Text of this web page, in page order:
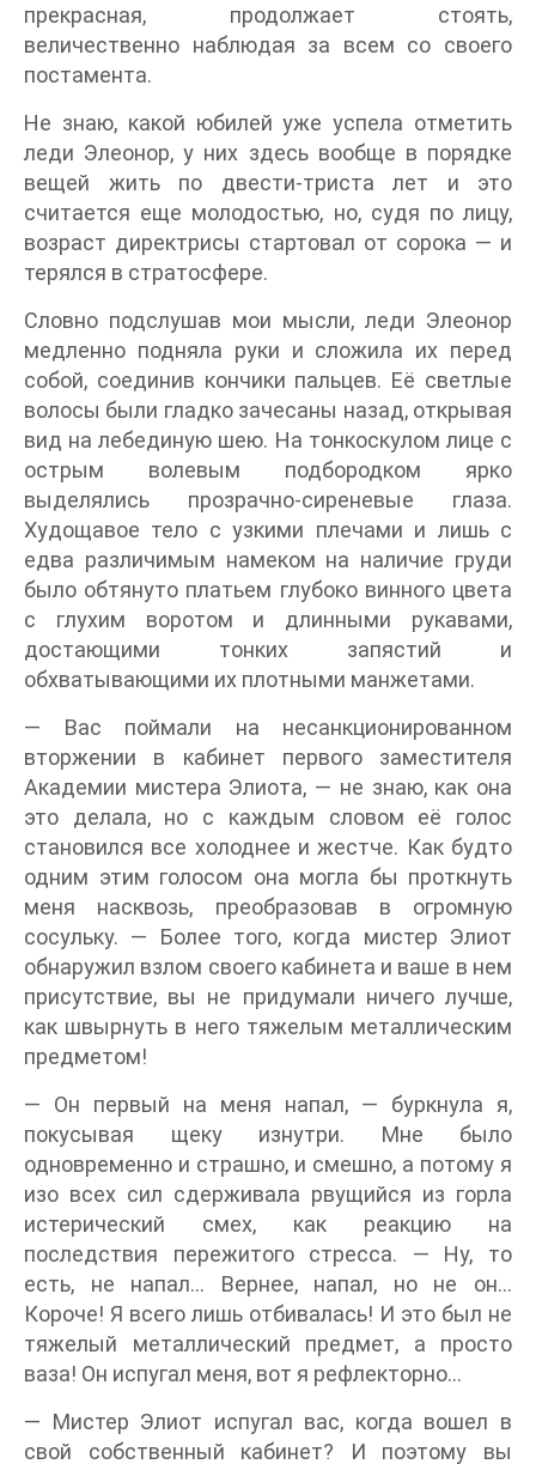
прекрасная, продолжает стоять,
величественно наблюдая за всем со своего
постамента.
Не знаю, какой юбилей уже успела отметить
леди Элеонор, у них здесь вообще в порядке
вещей жить по двести-триста лет и это
считается еще молодостью, но, судя по лицу,
возраст директрисы стартовал от сорока — и
терялся в стратосфере.
Словно подслушав мои мысли, леди Элеонор
медленно подняла руки и сложила их перед
собой, соединив кончики пальцев. Её светлые
волосы были гладко зачесаны назад, открывая
вид на лебединую шею. На тонкоскулом лице с
острым волевым подбородком ярко
выделялись прозрачно-сиреневые глаза.
Худощавое тело с узкими плечами и лишь с
едва различимым намеком на наличие груди
было обтянуто платьем глубоко винного цвета
с глухим воротом и длинными рукавами,
достающими тонких запястий и
обхватывающими их плотными манжетами.
— Вас поймали на несанкционированном
вторжении в кабинет первого заместителя
Академии мистера Элиота, — не знаю, как она
это делала, но с каждым словом её голос
становился все холоднее и жестче. Как будто
одним этим голосом она могла бы проткнуть
меня насквозь, преобразовав в огромную
сосульку. — Более того, когда мистер Элиот
обнаружил взлом своего кабинета и ваше в нем
присутствие, вы не придумали ничего лучше,
как швырнуть в него тяжелым металлическим
предметом!
— Он первый на меня напал, — буркнула я,
покусывая щеку изнутри. Мне было
одновременно и страшно, и смешно, а потому я
изо всех сил сдерживала рвущийся из горла
истерический смех, как реакцию на
последствия пережитого стресса. — Ну, то
есть, не напал… Вернее, напал, но не он…
Короче! Я всего лишь отбивалась! И это был не
тяжелый металлический предмет, а просто
ваза! Он испугал меня, вот я рефлекторно…
— Мистер Элиот испугал вас, когда вошел в
свой собственный кабинет? И поэтому вы